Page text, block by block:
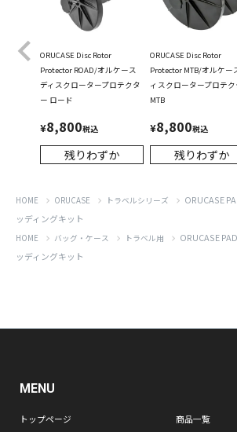
ORUCASE Disc Rotor
Protector ROAD/オルケース
ディスクロータープロテクタ
ー ロード
¥8,800税込
残りわずか
ORUCASE Disc Rotor
Protector MTB/オルケー
ィスクロータープロテク
MTB
¥8,800税込
残りわずか
HOME ORUCASE トラベルシリーズ
ORUCASE
ッディングキット
HOME バッグ・ケース トラベル用
ORUCASE
ッディングキット
MENU
トップページ
商品一覧